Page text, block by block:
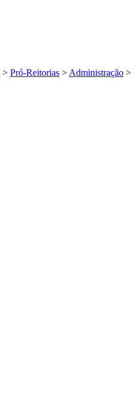
> Pró-Reitorias > Administração >